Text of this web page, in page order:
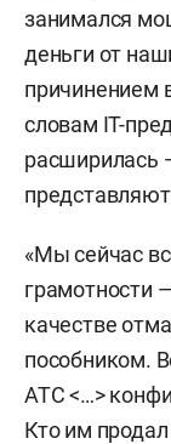
занимался
деньги от
причинением
словам IT-
расширилась
«Мы сейчас
грамотности
качестве
пособником.
АТС <…>
Кто им